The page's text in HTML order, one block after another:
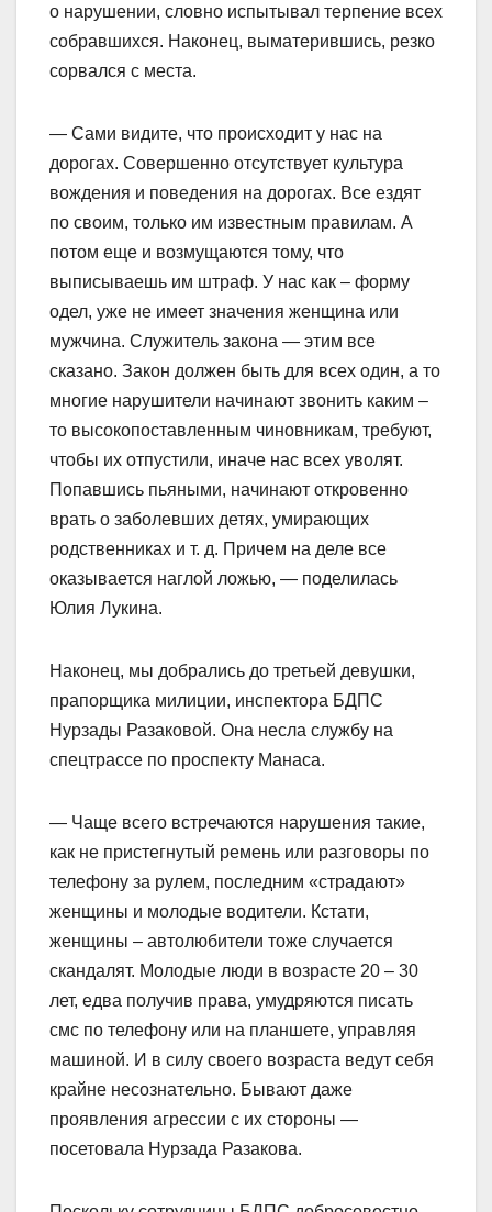
о нарушении, словно испытывал терпение всех
собравшихся. Наконец, выматерившись, резко
сорвался с места.
— Сами видите, что происходит у нас на
дорогах. Совершенно отсутствует культура
вождения и поведения на дорогах. Все ездят
по своим, только им известным правилам. А
потом еще и возмущаются тому, что
выписываешь им штраф. У нас как – форму
одел, уже не имеет значения женщина или
мужчина. Служитель закона — этим все
сказано. Закон должен быть для всех один, а то
многие нарушители начинают звонить каким –
то высокопоставленным чиновникам, требуют,
чтобы их отпустили, иначе нас всех уволят.
Попавшись пьяными, начинают откровенно
врать о заболевших детях, умирающих
родственниках и т. д. Причем на деле все
оказывается наглой ложью, — поделилась
Юлия Лукина.
Наконец, мы добрались до третьей девушки,
прапорщика милиции, инспектора БДПС
Нурзады Разаковой. Она несла службу на
спецтрассе по проспекту Манаса.
— Чаще всего встречаются нарушения такие,
как не пристегнутый ремень или разговоры по
телефону за рулем, последним «страдают»
женщины и молодые водители. Кстати,
женщины – автолюбители тоже случается
скандалят. Молодые люди в возрасте 20 – 30
лет, едва получив права, умудряются писать
смс по телефону или на планшете, управляя
машиной. И в силу своего возраста ведут себя
крайне несознательно. Бывают даже
проявления агрессии с их стороны —
посетовала Нурзада Разакова.